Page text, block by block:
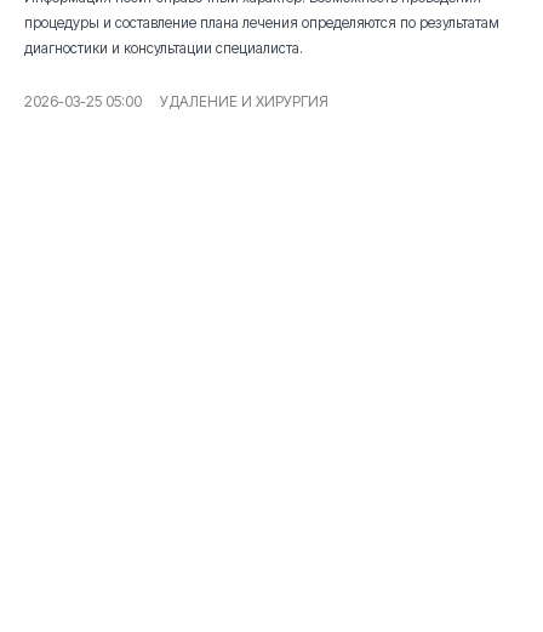
процедуры и составление плана лечения определяются по результатам
диагностики и консультации специалиста.
2026-03-25 05:00 УДАЛЕНИЕ И ХИРУРГИЯ